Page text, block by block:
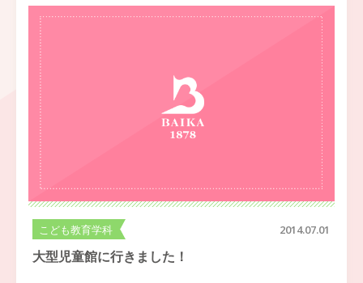
こども教育学科 2014.07.01
大型児童館に行きました！